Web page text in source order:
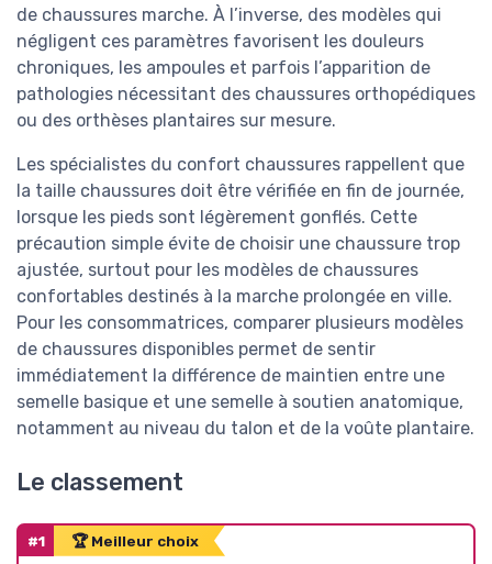
de chaussures marche. À l’inverse, des modèles qui
négligent ces paramètres favorisent les douleurs
chroniques, les ampoules et parfois l’apparition de
pathologies nécessitant des chaussures orthopédiques
ou des orthèses plantaires sur mesure.
Les spécialistes du confort chaussures rappellent que
la taille chaussures doit être vérifiée en fin de journée,
lorsque les pieds sont légèrement gonflés. Cette
précaution simple évite de choisir une chaussure trop
ajustée, surtout pour les modèles de chaussures
confortables destinés à la marche prolongée en ville.
Pour les consommatrices, comparer plusieurs modèles
de chaussures disponibles permet de sentir
immédiatement la différence de maintien entre une
semelle basique et une semelle à soutien anatomique,
notamment au niveau du talon et de la voûte plantaire.
Le classement
#1 🏆 Meilleur choix